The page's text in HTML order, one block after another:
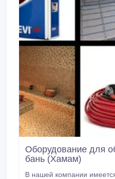
Оборудование для
бань (Хамам)
В нашей компании